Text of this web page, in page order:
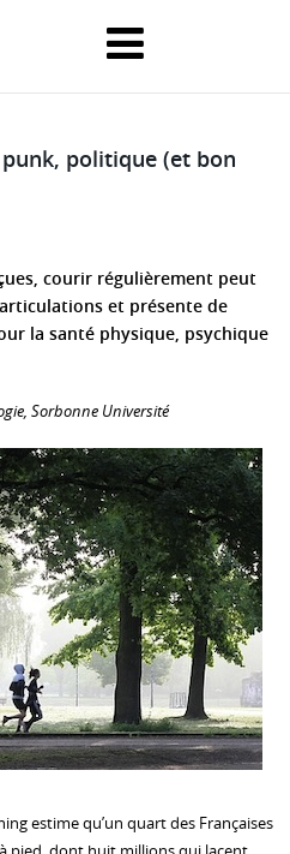
punk, politique (et bon
courir régulièrement peut
et présente de
la santé physique, psychique
Sorbonne Université
estime qu’un quart des Françaises